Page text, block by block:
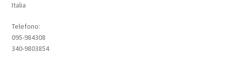
Italia
Telefono:
095-984308
340-9803854